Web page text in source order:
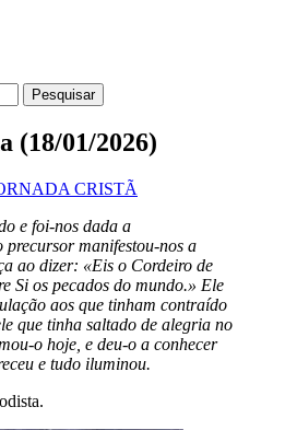
(18/01/2026)
CRISTÃ
e foi-nos dada a
manifestou-nos a
ao dizer: «Eis o Cordeiro de
Si os pecados do mundo.» Ele
aos que tinham contraído
que tinha saltado de alegria no
o hoje, e deu-o a conhecer
e tudo iluminou.